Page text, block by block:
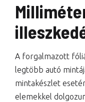
A forgalmazott
legtöbb autó
mintakészlet
elemekkel